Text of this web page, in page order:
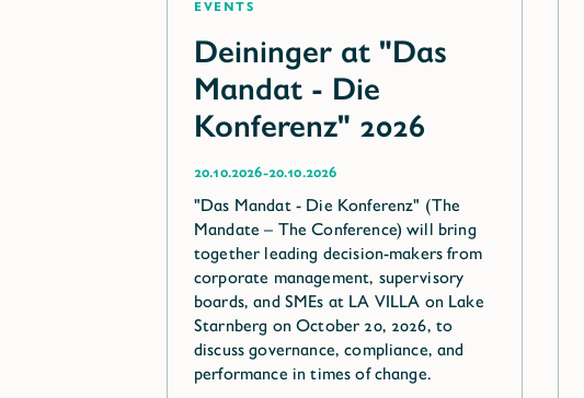
Events
Deininger at "Das
Mandat - Die
Konferenz" 2026
20.10.2026-20.10.2026
"Das Mandat - Die Konferenz" (The
Mandate – The Conference) will bring
together leading decision-makers from
corporate management, supervisory
boards, and SMEs at LA VILLA on Lake
Starnberg on October 20, 2026, to
discuss governance, compliance, and
performance in times of change.